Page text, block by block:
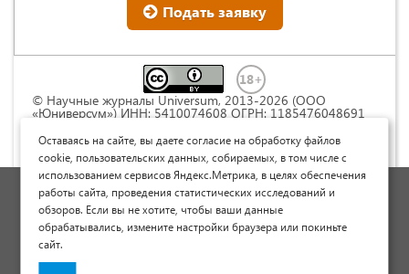
Подать заявку
© Научные журналы Universum, 2013-2026 (ООО
«Юниверсум») ИНН: 5410074608 ОГРН: 1185476048691
Commons « Attribution» («Атрибуция») 4.0
Непортированная
Политика обработки персональных данных
Договор оферты
Опубликовать научную статью
Оставаясь на сайте, вы даете согласие на обработку файлов
cookie, пользовательских данных, собираемых, в том числе с
использованием сервисов Яндекс.Метрика, в целях обеспечения
работы сайта, проведения статистических исследований и
обзоров. Если вы не хотите, чтобы ваши данные
обрабатывались, измените настройки браузера или покиньте
сайт.